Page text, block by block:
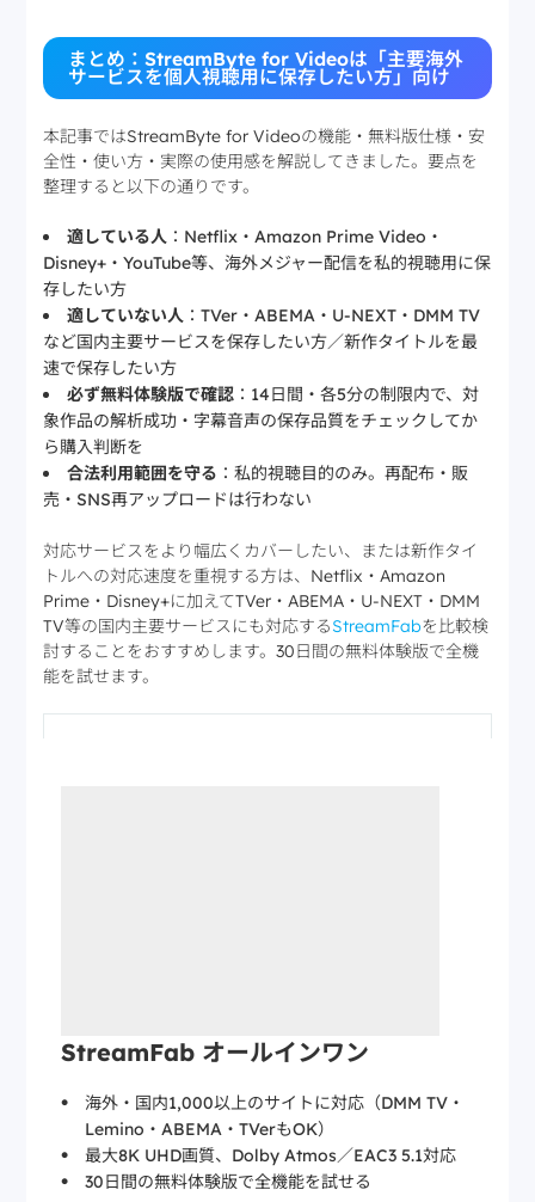
まとめ：StreamByte for Videoは「主要海外
サービスを個人視聴用に保存したい方」向け
本記事ではStreamByte for Videoの機能・無料版仕様・安
全性・使い方・実際の使用感を解説してきました。要点を
整理すると以下の通りです。
適している人 ：Netflix・Amazon Prime Video・
Disney+・YouTube等、海外メジャー配信を私的視聴用に保
存したい方
適していない人 ：TVer・ABEMA・U-NEXT・DMM TV
など国内主要サービスを保存したい方／新作タイトルを最
速で保存したい方
必ず無料体験版で確認 ：14日間・各5分の制限内で、対
象作品の解析成功・字幕音声の保存品質をチェックしてか
ら購入判断を
合法利用範囲を守る ：私的視聴目的のみ。再配布・販
売・SNS再アップロードは行わない
対応サービスをより幅広くカバーしたい、または新作タイ
トルへの対応速度を重視する方は、Netflix・Amazon
Prime・Disney+に加えてTVer・ABEMA・U-NEXT・DMM
TV等の国内主要サービスにも対応するStreamFabを比較検
討することをおすすめします。30日間の無料体験版で全機
能を試せます。
StreamFab オールインワン
海外・国内1,000以上のサイトに対応（DMM TV・
Lemino・ABEMA・TVerもOK）
最大8K UHD画質、Dolby Atmos／EAC3 5.1対応
30日間の無料体験版で全機能を試せる